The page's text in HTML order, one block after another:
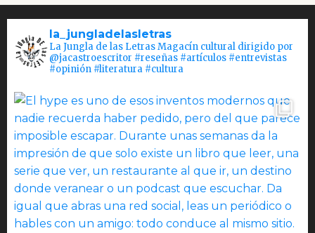
la_jungladelasletras
La Jungla de las Letras Magacín cultural dirigido por
@jacastroescritor #reseñas #artículos #entrevistas
#opinión #literatura #cultura